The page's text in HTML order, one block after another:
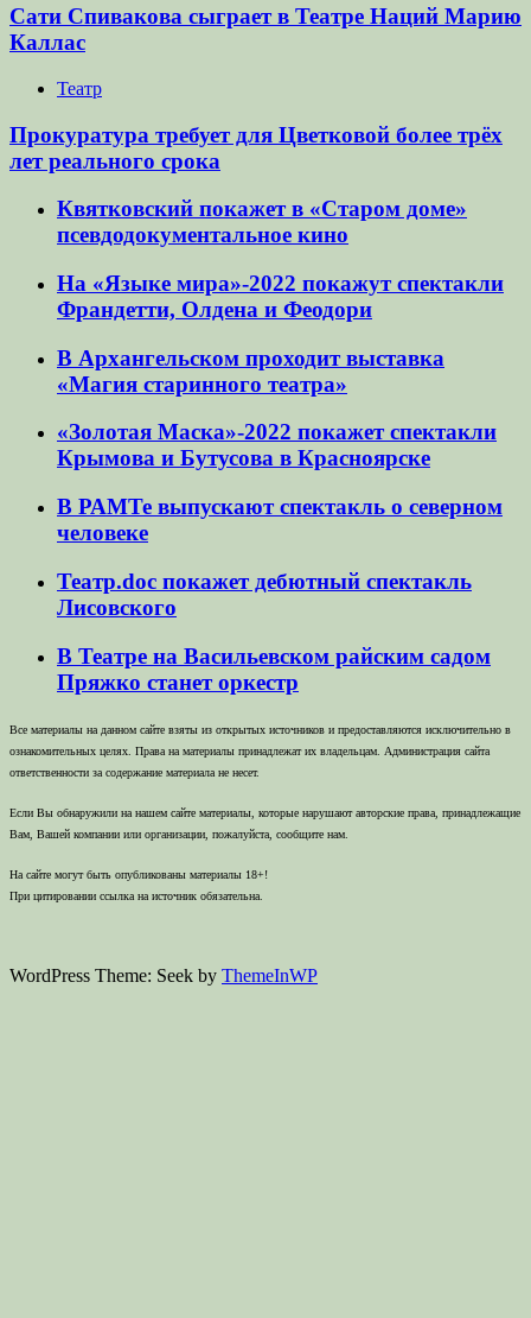
Сати Спивакова сыграет в Театре Наций Марию
Каллас
Театр
Прокуратура требует для Цветковой более трёх
лет реального срока
Квятковский покажет в «Старом доме»
псевдодокументальное кино
На «Языке мира»-2022 покажут спектакли
Франдетти, Олдена и Феодори
В Архангельском проходит выставка
«Магия старинного театра»
«Золотая Маска»-2022 покажет спектакли
Крымова и Бутусова в Красноярске
В РАМТе выпускают спектакль о северном
человеке
Театр.doc покажет дебютный спектакль
Лисовского
В Театре на Васильевском райским садом
Пряжко станет оркестр
Все материалы на данном сайте взяты из открытых источников и предоставляются исключительно в
ознакомительных целях. Права на материалы принадлежат их владельцам. Администрация сайта
ответственности за содержание материала не несет.
Если Вы обнаружили на нашем сайте материалы, которые нарушают авторские права, принадлежащие
Вам, Вашей компании или организации, пожалуйста, сообщите нам.
На сайте могут быть опубликованы материалы 18+!
При цитировании ссылка на источник обязательна.
WordPress Theme: Seek by ThemeInWP